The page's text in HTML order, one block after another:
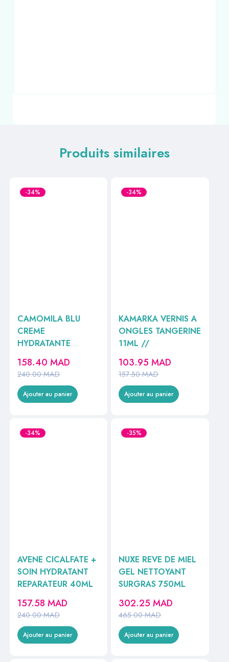
Produits similaires
-34%
CAMOMILA BLU
CREME
HYDRATANTE
200ML //
240.00MAD
158.40 MAD
Ajouter au panier
-34%
KAMARKA VERNIS A
ONGLES TANGERINE
11ML //
157.50MAD
103.95MAD
Ajouter au panier
-34%
AVENE CICALFATE +
SOIN HYDRATANT
REPARATEUR 40ML
240.00MAD
157.58 MAD
Ajouter au panier
-35%
NUXE REVE DE MIEL
GEL NETTOYANT
SURGRAS 750ML
465.00MAD
302.25MAD
Ajouter au panier